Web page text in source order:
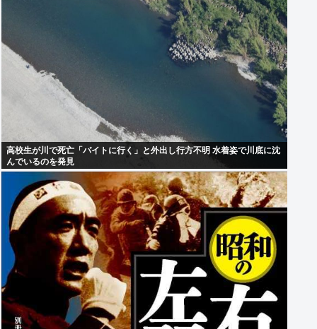
高校生が川で死亡「バイトに行く」と外出し行方不明 水着姿で川底に沈
んでいるのを発見